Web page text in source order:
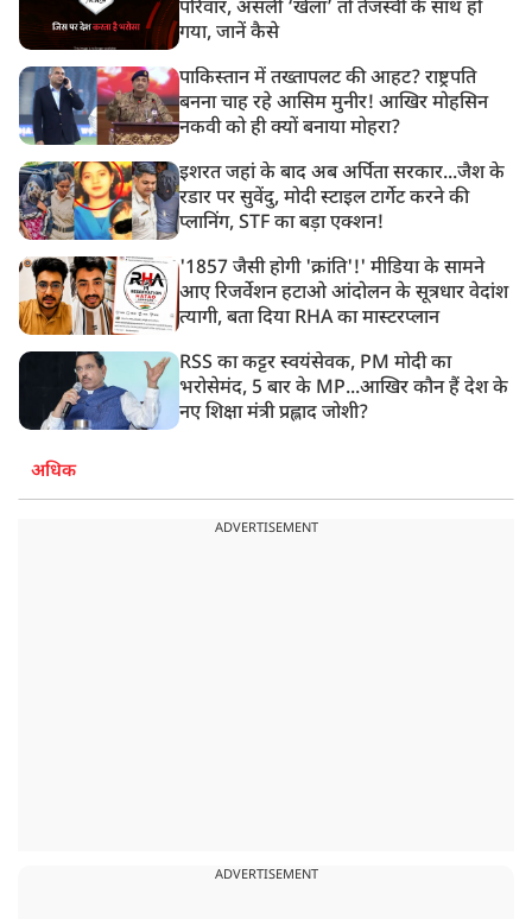
परिवार, असली ‘खेला’ तो तेजस्वी के साथ हो
गया, जानें कैसे
पाकिस्तान में तख्तापलट की आहट? राष्ट्रपति
बनना चाह रहे आसिम मुनीर! आखिर मोहसिन
नकवी को ही क्यों बनाया मोहरा?
इशरत जहां के बाद अब अर्पिता सरकार...जैश के
रडार पर सुवेंदु, मोदी स्टाइल टार्गेट करने की
प्लानिंग, STF का बड़ा एक्शन!
'1857 जैसी होगी 'क्रांति'!' मीडिया के सामने
आए रिजर्वेशन हटाओ आंदोलन के सूत्रधार वेदांश
त्यागी, बता दिया RHA का मास्टरप्लान
RSS का कट्टर स्वयंसेवक, PM मोदी का
भरोसेमंद, 5 बार के MP...आखिर कौन हैं देश के
नए शिक्षा मंत्री प्रह्लाद जोशी?
अधिक
ADVERTISEMENT
ADVERTISEMENT